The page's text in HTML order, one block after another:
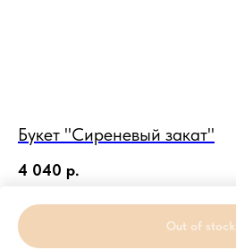
Out of stock
Букет "Сиреневый закат"
4 040 р.